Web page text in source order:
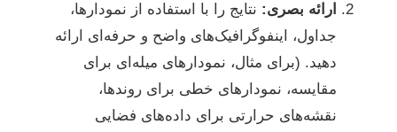
ارائه بصری: نتایج را با استفاده از نمودارها،
جداول، اینفوگرافیک‌های واضح و حرفه‌ای ارائه
دهید. (برای مثال، نمودارهای میله‌ای برای
مقایسه، نمودارهای خطی برای روندها،
نقشه‌های حرارتی برای داده‌های فضایی